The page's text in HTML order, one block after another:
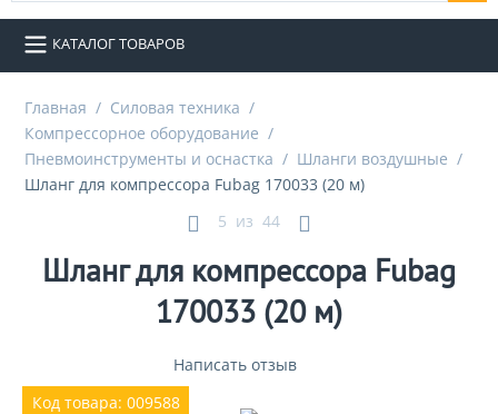
КАТАЛОГ ТОВАРОВ
Главная / Силовая техника /
Компрессорное оборудование /
Пневмоинструменты и оснастка / Шланги воздушные /
Шланг для компрессора Fubag 170033 (20 м)
5 из 44
Шланг для компрессора Fubag
170033 (20 м)
Написать отзыв
Код товара: 009588